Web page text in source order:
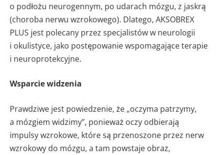
o podłożu neurogennym, po udarach mózgu, z jaskrą
(choroba nerwu wzrokowego). Dlatego, AKSOBREX
PLUS jest polecany przez specjalistów w neurologii
i okulistyce, jako postępowanie wspomagające terapie
i neuroprotekcyjne.
Wsparcie widzenia
Prawdziwe jest powiedzenie, że „oczyma patrzymy,
a mózgiem widzimy”, ponieważ oczy odbierają
impulsy wzrokowe, które są przenoszone przez nerw
wzrokowy do mózgu, a tam powstaje obraz,